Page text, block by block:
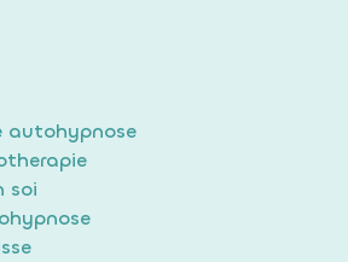
autohypnose
soi